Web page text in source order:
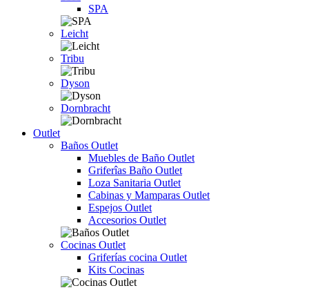
SPA
Leicht
Tribu
Dyson
Dornbracht
Outlet
Baños Outlet
Muebles de Baño Outlet
Griferîas Baño Outlet
Loza Sanitaria Outlet
Cabinas y Mamparas Outlet
Espejos Outlet
Accesorios Outlet
Cocinas Outlet
Griferías cocina Outlet
Kits Cocinas